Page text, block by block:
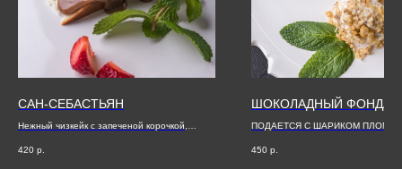
САН-СЕБАСТЬЯН
Нежный чизкейк с запеченой корочкой,
420 р.
ШОКОЛАДНЫЙ ФОНДАН
ПОДАЕТСЯ С ШАРИКОМ
450 р.